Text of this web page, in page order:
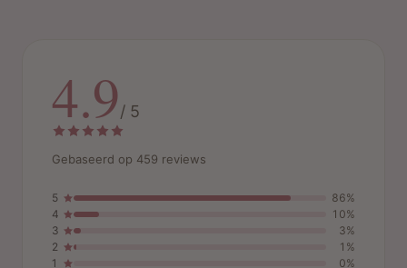
4.9/ 5
Gebaseerd op 459 reviews
5
86%
4
10%
3
3%
2
1%
1
0%